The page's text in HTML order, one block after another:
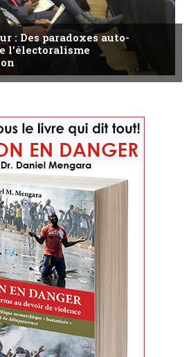
: Des paradoxes auto-
l’électoralisme